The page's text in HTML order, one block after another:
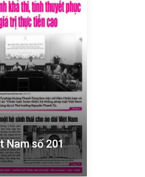
Nam số 201